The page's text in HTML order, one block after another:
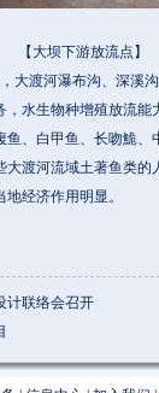
【大坝下游放流点】
渡河瀑布沟、深溪
水生物种增殖放流
、白甲鱼、长吻鮠
渡河流域土著鱼类
经济作用明显。
计联络会召开